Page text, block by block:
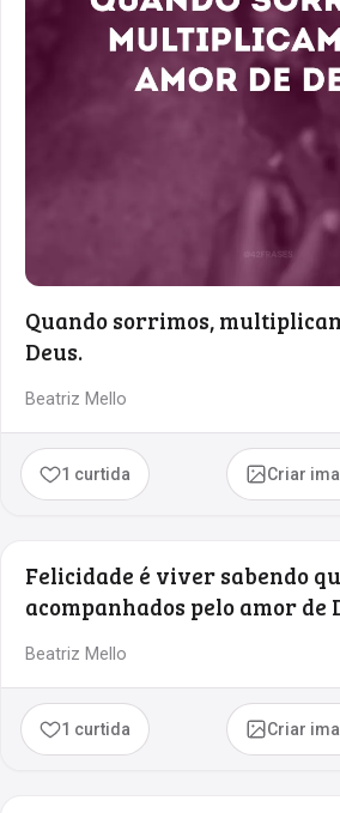
Quando sorrimos,
Deus.
Beatriz Mello
1 curtida Criar
Felicidade é viver sabendo
acompanhados pelo amor de
Beatriz Mello
1 curtida Criar